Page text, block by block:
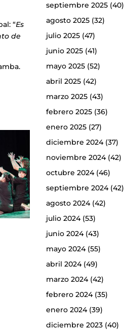
“Es
de
septiembre 2025(40)
agosto 2025(32)
julio 2025(47)
junio 2025(41)
mayo 2025(52)
abril 2025(42)
marzo 2025(43)
febrero 2025(36)
enero 2025(27)
diciembre 2024(37)
noviembre 2024(42)
octubre 2024(46)
septiembre 2024(42)
agosto 2024(42)
julio 2024(53)
junio 2024(43)
mayo 2024(55)
abril 2024(49)
marzo 2024(42)
febrero 2024(35)
enero 2024(39)
diciembre 2023(40)